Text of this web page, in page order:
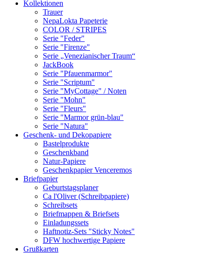
Kollektionen
Trauer
NepaLokta Papeterie
COLOR / STRIPES
Serie "Feder"
Serie "Firenze"
Serie „Venezianischer Traum“
JackBook
Serie "Pfauenmarmor"
Serie "Scriptum"
Serie "MyCottage" / Noten
Serie "Mohn"
Serie "Fleurs"
Serie "Marmor grün-blau"
Serie "Natura"
Geschenk- und Dekopapiere
Bastelprodukte
Geschenkband
Natur-Papiere
Geschenkpapier Venceremos
Briefpapier
Geburtstagsplaner
Ca l'Oliver (Schreibpapiere)
Schreibsets
Briefmappen & Briefsets
Einladungssets
Haftnotiz-Sets "Sticky Notes"
DFW hochwertige Papiere
Grußkarten